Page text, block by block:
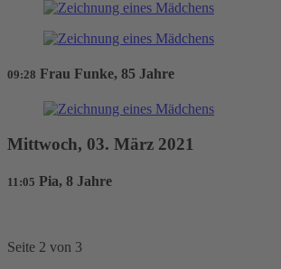
09:28 Frau Funke, 85 Jahre
Mittwoch, 03. März 2021
11:05 Pia, 8 Jahre
Seite 2 von 3